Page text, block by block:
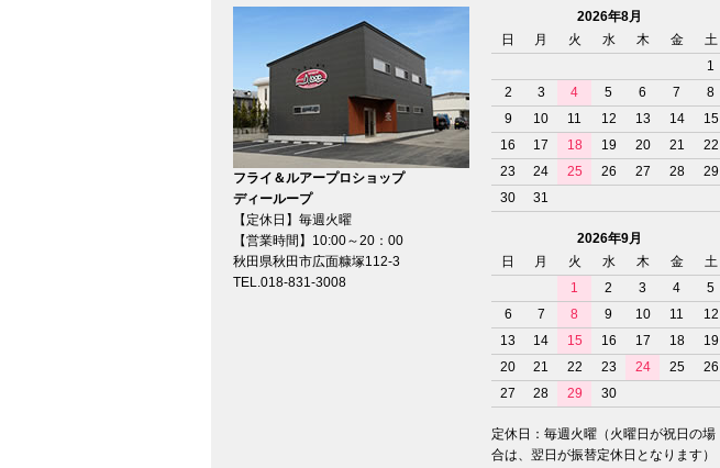
フライ＆ルアープロショップ
ディーループ
【定休日】毎週火曜
【営業時間】10:00～20：00
秋田県秋田市広面糠塚112-3
TEL.018-831-3008
2026年8月
日
月 火 水 木 金
土
1
2
3 4 5 6 7
8
9
10 11 12 13 14
15
16
17 18 19 20 21
22
23
24 25 26 27 28
29
30
31
2026年9月
日
月 火 水 木 金
土
1
2 3 4
5
6
7 8 9 10 11
12
13
14 15 16 17 18
19
20
21 22 23 24 25
26
27
28 29 30
定休日：毎週火曜（火曜日が祝日の場
合は、翌日が振替定休日となります）